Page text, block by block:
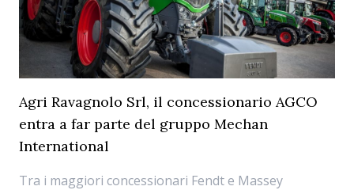
Agri Ravagnolo Srl, il concessionario AGCO
entra a far parte del gruppo Mechan
International
Tra i maggiori concessionari Fendt e Massey